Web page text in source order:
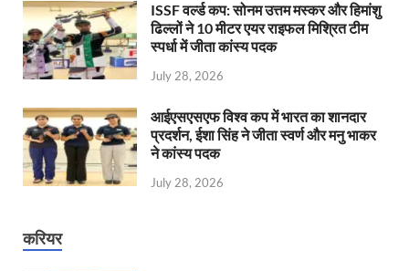
ISSF वर्ल्ड कप: सोनम उत्तम मस्कर और हिमांशु
ढिल्लों ने 10 मीटर एयर राइफल मिश्रित टीम
स्पर्धा में जीता कांस्य पदक
July 28, 2026
आईएसएसएफ विश्व कप में भारत का शानदार
प्रदर्शन, ईशा सिंह ने जीता स्वर्ण और मनु भाकर
ने कांस्य पदक
July 28, 2026
करियर